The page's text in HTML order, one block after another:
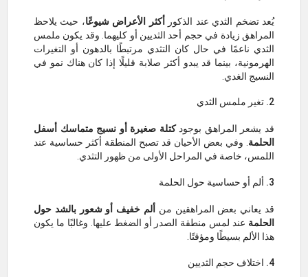
يُعد تضخم الثدي عند الذكور أكثر الأعراض شيوعًا، حيث يلاحظ
المراهق زيادة في حجم أحد الثديين أو كليهما. وقد يكون ملمس
الثدي ناعمًا في حال كان التثدي مرتبطًا بالدهون أو التغيرات
الهرمونية، بينما قد يبدو أكثر صلابة قليلًا إذا كان هناك نمو في
النسيج الغدي.
2. تغير ملمس الثدي
قد يشعر المراهق بوجودكتلة صغيرة أو نسيج متماسك أسفل
الحلمة. وفي بعض الأحيان قد تصبح المنطقة أكثر حساسية عند
اللمس، خاصة في المراحل الأولى من ظهور التثدي.
3. ألم أو حساسية حول الحلمة
قد يعاني بعض المراهقين من
ألم خفيف أو شعور بالشد حول
الحلمة عند لمس منطقة الصدر أو الضغط عليها. وغالبًا ما يكون
هذا الألم بسيطًا ومؤقتًا.
4. اختلاف حجم الثديين